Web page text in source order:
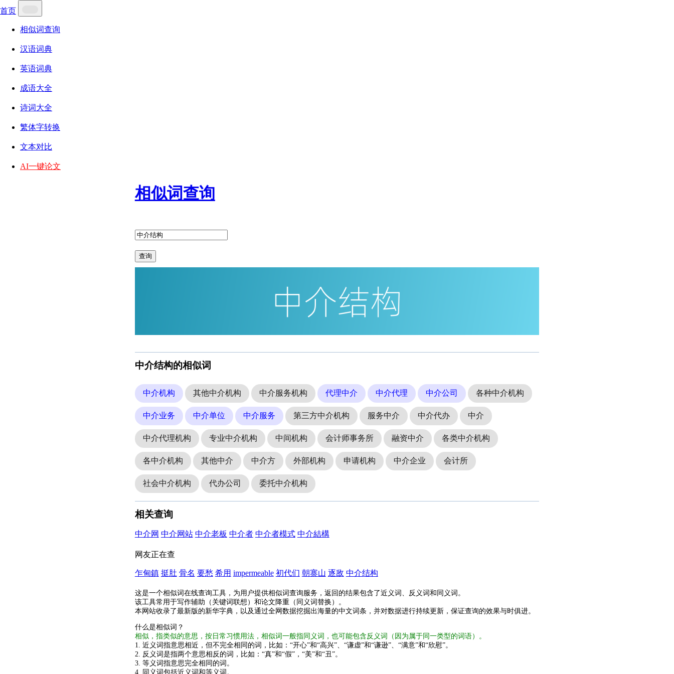
首页
相似词查询
汉语词典
英语词典
成语大全
诗词大全
繁体字转换
文本对比
AI一键论文
相似词查询
查询
中介结构的相似词
中介机构 其他中介机构 中介服务机构 代理中介 中介代理 中介公司 各种中介机构
中介业务 中介单位 中介服务 第三方中介机构 服务中介 中介代办 中介
中介代理机构 专业中介机构 中间机构 会计师事务所 融资中介 各类中介机构
各中介机构 其他中介 中介方 外部机构 申请机构 中介企业 会计所
社会中介机构 代办公司 委托中介机构
相关查询
中介网 中介网站 中介老板 中介者 中介者模式 中介結構
网友正在查
乍甸鎮 挺肚 骨名 要愁 希用 impermeable 初代们 朝寨山 逐敌 中介结构
这是一个相似词在线查询工具，为用户提供相似词查询服务，返回的结果包含了近义词、反义词和同义词。
该工具常用于写作辅助（关键词联想）和论文降重（同义词替换）。
本网站收录了最新版的新华字典，以及通过全网数据挖掘出海量的中文词条，并对数据进行持续更新，保证查询的效果与时俱进。
什么是相似词？
相似，指类似的意思，按日常习惯用法，相似词一般指同义词，也可能包含反义词（因为属于同一类型的词语）。
1. 近义词指意思相近，但不完全相同的词，比如：“开心”和“高兴”、“谦虚”和“谦逊”、“满意”和“欣慰”。
2. 反义词是指两个意思相反的词，比如：“真”和“假”，“美”和“丑”。
3. 等义词指意思完全相同的词。
4. 同义词包括近义词和等义词。